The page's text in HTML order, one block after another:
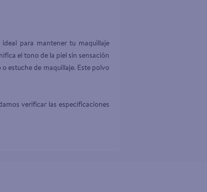
para mantener tu maquillaje
el tono de la piel sin sensación
estuche de maquillaje. Este polvo
verificar las especificaciones